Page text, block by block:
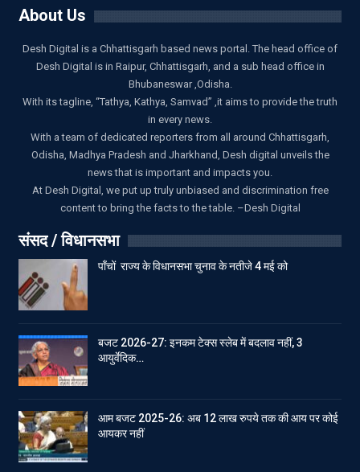
About Us
Desh Digital is a Chhattisgarh based news portal. The head office of
Desh Digital is in Raipur, Chhattisgarh, and a sub head office in
Bhubaneswar ,Odisha.
With its tagline, “Tathya, Kathya, Samvad” ,it aims to provide the truth
in every news.
With a team of dedicated reporters from all around Chhattisgarh,
Odisha, Madhya Pradesh and Jharkhand, Desh digital unveils the
news that is important and impacts you.
At Desh Digital, we put up truly unbiased and discrimination free
content to bring the facts to the table. –Desh Digital
संसद / विधानसभा
पाँचों राज्य के विधानसभा चुनाव के नतीजे 4 मई को
बजट 2026-27: इनकम टेक्स स्लेब में बदलाव नहीं, 3
आयुर्वेदिक…
आम बजट 2025-26: अब 12 लाख रुपये तक की आय पर कोई
आयकर नहीं